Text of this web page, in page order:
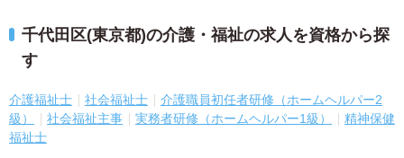
千代田区(東京都)の介護・福祉の求人を資格から探
す
介護福祉士 社会福祉士
介護職員初任者研修（ホームヘルパー2
級）
社会福祉主事 実務者研修（ホームヘルパー1級）
精神保健
福祉士